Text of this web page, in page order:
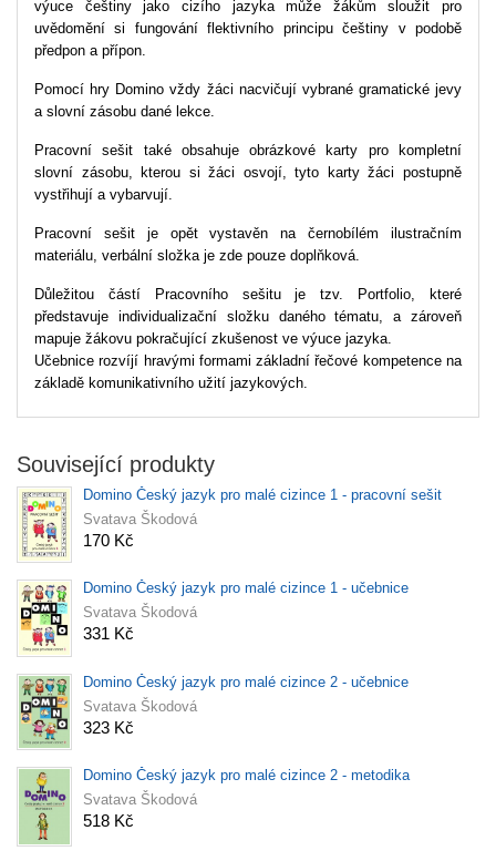
výuce češtiny jako cizího jazyka může žákům sloužit pro
uvědomění si fungování flektivního principu češtiny v podobě
předpon a přípon.
Pomocí hry Domino vždy žáci nacvičují vybrané gramatické jevy
a slovní zásobu dané lekce.
Pracovní sešit také obsahuje obrázkové karty pro kompletní
slovní zásobu, kterou si žáci osvojí, tyto karty žáci postupně
vystřihují a vybarvují.
Pracovní sešit je opět vystavěn na černobílém ilustračním
materiálu, verbální složka je zde pouze doplňková.
Důležitou částí Pracovního sešitu je tzv. Portfolio, které
představuje individualizační složku daného tématu, a zároveň
mapuje žákovu pokračující zkušenost ve výuce jazyka.
Učebnice rozvíjí hravými formami základní řečové kompetence na
základě komunikativního užití jazykových.
Související produkty
Domino Český jazyk pro malé cizince 1 - pracovní sešit
Svatava Škodová
170 Kč
Domino Český jazyk pro malé cizince 1 - učebnice
Svatava Škodová
331 Kč
Domino Český jazyk pro malé cizince 2 - učebnice
Svatava Škodová
323 Kč
Domino Český jazyk pro malé cizince 2 - metodika
Svatava Škodová
518 Kč